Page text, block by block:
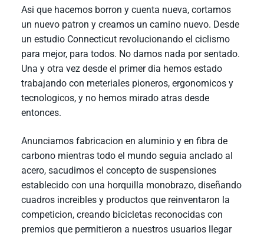
Asi que hacemos borron y cuenta nueva, cortamos
un nuevo patron y creamos un camino nuevo. Desde
un estudio Connecticut revolucionando el ciclismo
para mejor, para todos. No damos nada por sentado.
Una y otra vez desde el primer dia hemos estado
trabajando con meteriales pioneros, ergonomicos y
tecnologicos, y no hemos mirado atras desde
entonces.
Anunciamos fabricacion en aluminio y en fibra de
carbono mientras todo el mundo seguia anclado al
acero, sacudimos el concepto de suspensiones
establecido con una horquilla monobrazo, diseñando
cuadros increibles y productos que reinventaron la
competicion, creando bicicletas reconocidas con
premios que permitieron a nuestros usuarios llegar